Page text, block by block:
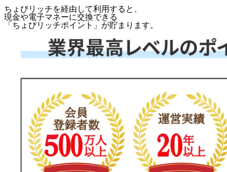
ちょびリッチを経由して利用すると、
現金や電子マネーに交換できる
「 ちょびリッチポイント 」が貯まります。